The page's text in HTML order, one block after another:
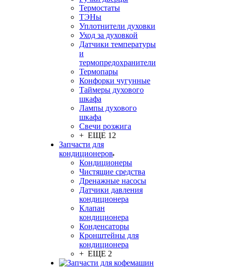
Термостаты
ТЭНы
Уплотнители духовки
Уход за духовкой
Датчики температуры
и
термопредохранители
Термопары
Конфорки чугунные
Таймеры духового
шкафа
Лампы духового
шкафа
Свечи розжига
+ ЕЩЕ 12
Запчасти для
кондиционеров
Кондиционеры
Чистящие средства
Дренажные насосы
Датчики давления
кондиционера
Клапан
кондиционера
Конденсаторы
Кронштейны для
кондиционера
+ ЕЩЕ 2